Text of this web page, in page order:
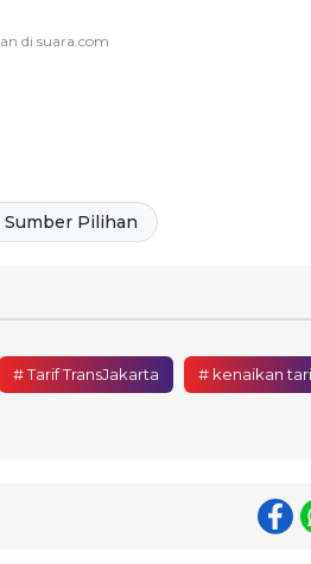
Sumber Pilihan
# Tarif TransJakarta # kenaikan